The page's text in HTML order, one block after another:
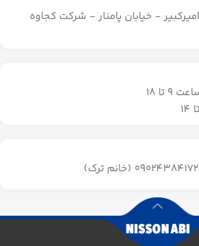
- خیابان پامنار - شرکت کجاوه
تا 18